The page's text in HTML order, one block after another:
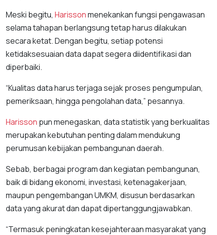
Meski begitu, Harissonmenekankan fungsi pengawasan
selama tahapan berlangsung tetap harus dilakukan
secara ketat. Dengan begitu, setiap potensi
ketidaksesuaian data dapat segera diidentifikasi dan
diperbaiki.
“Kualitas data harus terjaga sejak proses pengumpulan,
pemeriksaan, hingga pengolahan data,” pesannya.
Harisson pun menegaskan, data statistik yang berkualitas
merupakan kebutuhan penting dalam mendukung
perumusan kebijakan pembangunan daerah.
Sebab, berbagai program dan kegiatan pembangunan,
baik di bidang ekonomi, investasi, ketenagakerjaan,
maupun pengembangan UMKM, disusun berdasarkan
data yang akurat dan dapat dipertanggungjawabkan.
“Termasuk peningkatan kesejahteraan masyarakat yang